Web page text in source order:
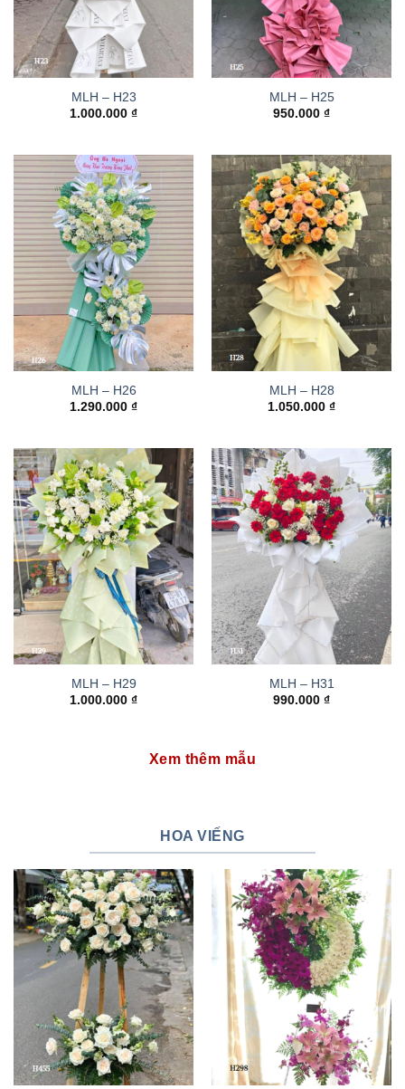
MLH – H23
1.000.000 ₫
MLH – H25
950.000 ₫
MLH – H26
1.290.000 ₫
MLH – H28
1.050.000 ₫
MLH – H29
1.000.000 ₫
MLH – H31
990.000 ₫
Xem thêm mẫu
HOA VIẾNG